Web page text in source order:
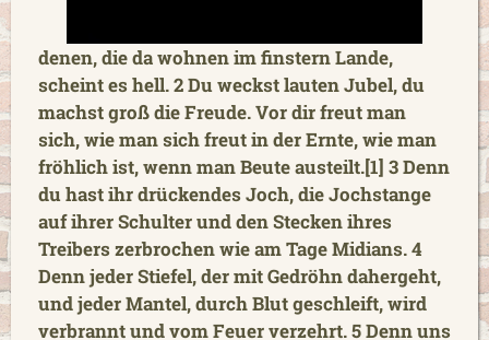
denen, die da wohnen im finstern Lande,
scheint es hell. 2 Du weckst lauten Jubel, du
machst groß die Freude. Vor dir freut man
sich, wie man sich freut in der Ernte, wie man
fröhlich ist, wenn man Beute austeilt.[1] 3 Denn
du hast ihr drückendes Joch, die Jochstange
auf ihrer Schulter und den Stecken ihres
Treibers zerbrochen wie am Tage Midians. 4
Denn jeder Stiefel, der mit Gedröhn dahergeht,
und jeder Mantel, durch Blut geschleift, wird
verbrannt und vom Feuer verzehrt. 5 Denn uns